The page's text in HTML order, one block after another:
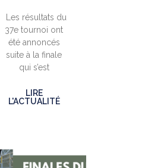
Les résultats du
37e tournoi ont
été annoncés
suite à la finale
qui s’est
LIRE
L'ACTUALITÉ